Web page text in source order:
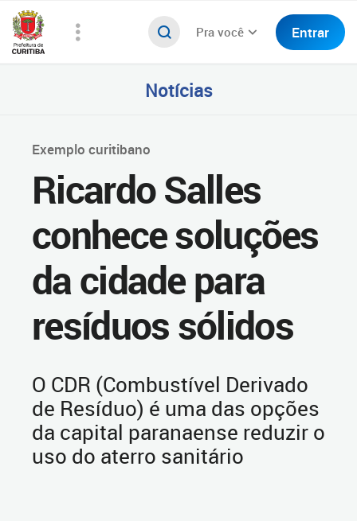
Pra você Entrar
Notícias
Exemplo curitibano
Ricardo Salles
conhece soluções
da cidade para
resíduos sólidos
O CDR (Combustível Derivado
de Resíduo) é uma das opções
da capital paranaense reduzir o
uso do aterro sanitário